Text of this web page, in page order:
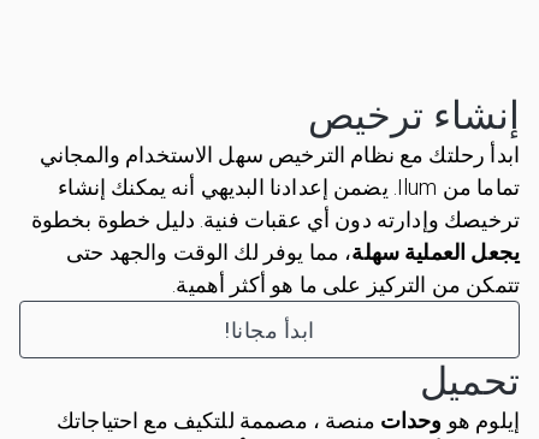
إنشاء ترخيص
ابدأ رحلتك مع نظام الترخيص سهل الاستخدام والمجاني
تماما من Ilum. يضمن إعدادنا البديهي أنه يمكنك إنشاء
ترخيصك وإدارته دون أي عقبات فنية. دليل خطوة بخطوة
يجعل العملية سهلة، مما يوفر لك الوقت والجهد حتى
تتمكن من التركيز على ما هو أكثر أهمية.
ابدأ مجانا!
تحميل
إيلوم هو وحدات منصة ، مصممة للتكيف مع احتياجاتك